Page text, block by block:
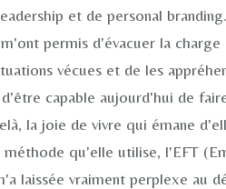
et de personal
permis d'évacuer la
vécues et de les
capable aujourd'hui de
la joie de vivre qui émane
méthode qu'elle utilise, l'EFT
laissée vraiment perplexe au